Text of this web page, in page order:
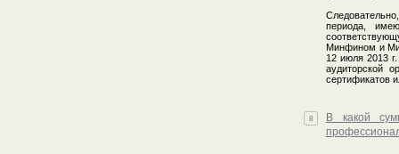
периода,
Минфином и
12 июля 2013
аудиторской
сертификатов
8
В какой